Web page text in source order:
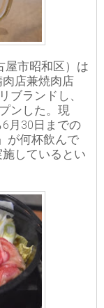
屋市昭和区）は
店兼焼肉店
ブランドし、
ンした。現
月30日までの
が何杯飲んで
しているとい